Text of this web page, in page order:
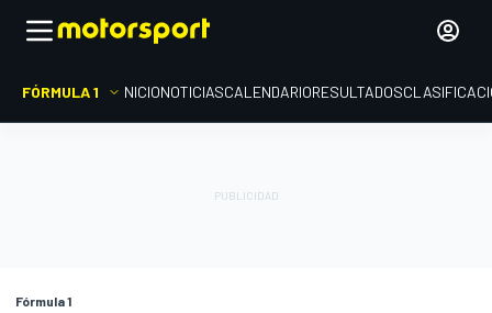
FÓRMULA 1 INICIONOTICIASCALENDARIORESULTADOS
Fórmula 1